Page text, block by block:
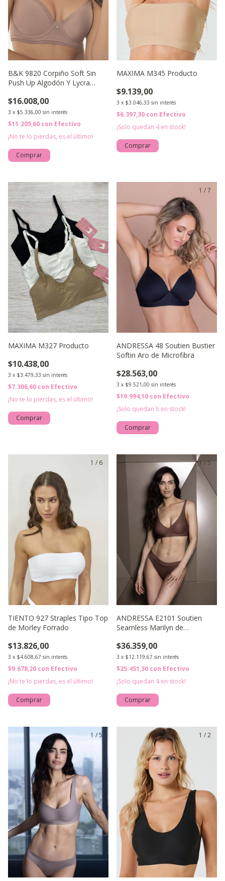
B&K 9820 Corpiño Soft Sin
Push Up Algodón Y Lycra
Puntilla Dije Estrell
$16.008,00
3 x $5.336,00 sin interés
$11.205,60 con Efectivo
¡No te lo pierdas, es el último!
Comprar
MAXIMA M345 Producto
$9.139,00
3 x $3.046,33 sin interés
$6.397,30 con Efectivo
¡Solo quedan 4en stock!
Comprar
MAXIMA M327 Producto
$10.438,00
3 x $3.479,33 sin interés
$7.306,60 con Efectivo
¡No te lo pierdas, es el último!
Comprar
1 /7
ANDRESSA 48 Soutien Bustier
Softin Aro de Microfibra
$28.563,00
3 x $9.521,00 sin interés
$19.994,10 con Efectivo
¡Solo quedan 5 en stock!
Comprar
1 / 6
TIENTO 927 Straples Tipo Top
de Morley Forrado
$13.826,00
3 x $4.608,67 sin interés
$9.678,20 con Efectivo
¡No te lo pierdas, es el último!
Comprar
1 /5
ANDRESSA E2101 Soutien
Seamless Marilyn de
Desmontable
$36.359,00
3 x $12.119,67 sin interés
$25.451,30 con Efectivo
¡Solo quedan 4en stock!
Comprar
1 /5 1 /2